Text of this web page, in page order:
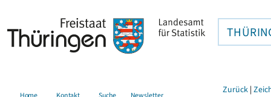
Home Kontakt Suche Newsletter Zurück |